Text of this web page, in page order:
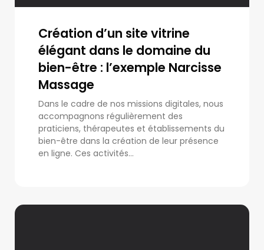
Création d’un site vitrine
élégant dans le domaine du
bien-être : l’exemple Narcisse
Massage
Dans le cadre de nos missions digitales, nous
accompagnons régulièrement des
praticiens, thérapeutes et établissements du
bien-être dans la création de leur présence
en ligne. Ces activités...